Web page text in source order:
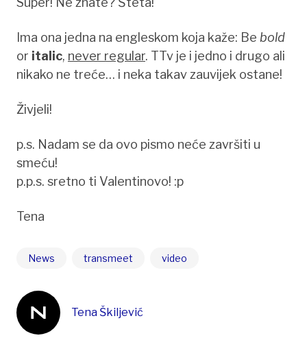
Ima ona jedna na engleskom koja kaže: Be bold
or italic, never regular. TTv je i jedno i drugo ali
nikako ne treće… i neka takav zauvijek ostane!
Živjeli!
p.s. Nadam se da ovo pismo neće završiti u
smeću!
p.p.s. sretno ti Valentinovo! :p
Tena
News transmeet video
Tena Škiljević